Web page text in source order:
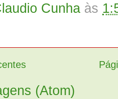
Cunha às
(Atom)